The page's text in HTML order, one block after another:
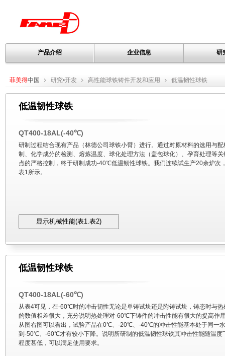
产品介绍 企业信息 研
菲美得中国 研究•开发 高性能球铁铸件开发和应用 低温韧性球铁
低温韧性球铁
QT400-18AL(-40℃)
研制过程结合现有产品（林德公司球铁小臂）进行。通过对原材料的选用与配
制、化学成分的检测、熔炼温度、球化处理方法（盖包球化）、孕育处理等关
点的严格控制，终于研制成功-40℃低温韧性球铁。我们连续试生产20余炉次
表1所示。
低温韧性球铁
QT400-18AL(-60℃)
从表4可见，在-60℃时的冲击韧性无论是单铸试块还是附铸试块，铸态时与热
的数值相差很大，充分说明热处理对-60℃下铸件的冲击性能有很大的提高作
从图右图可以看出，试验产品在0℃、-20℃、-40℃的冲击性能基本处于同一
到-50℃、-60℃才有较小下降。说明所研制的低温韧性球铁其冲击性能随温度
程度甚低，可以满足使用要求。